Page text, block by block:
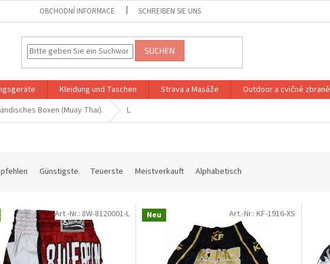
OBCHODNÍ INFORMACE SCHREIBEN SIE UNS
SUCHEN
Kleidung und Taschen Strava a Masáže Outdoor a cvičné zbraně
Boxen (Muay Thai). L
Günstigste Teuerste Meistverkauft Alphabetisch
Art.-Nr.: 8W-8120001-L Neu Art.-Nr.: KF-1916-XS